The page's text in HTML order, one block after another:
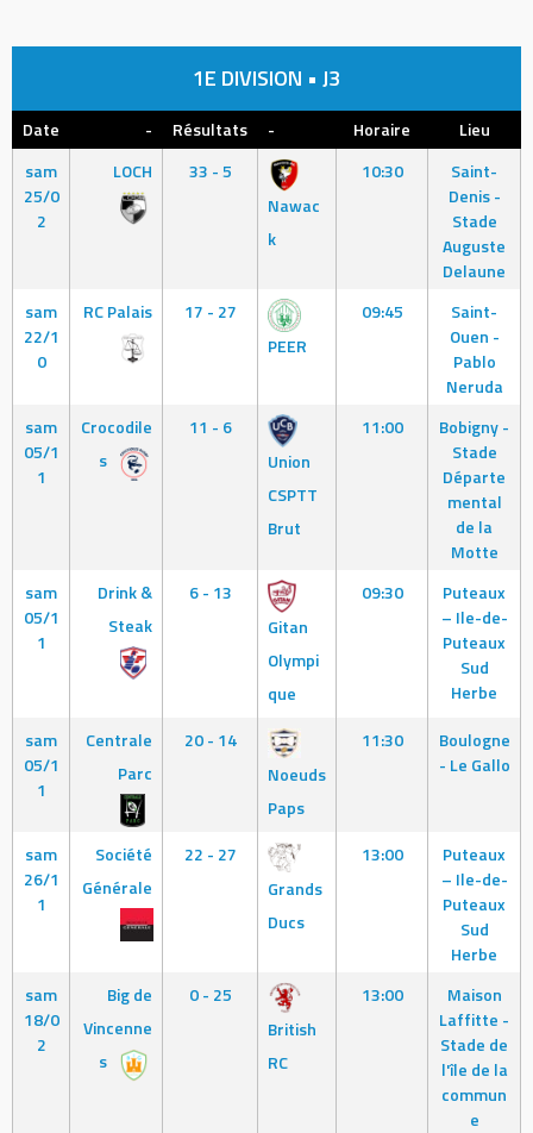
1E DIVISION • J3
Date - Résultats - Horaire
Lieu
sam
25/0
2
LOCH
33 - 5
Nawac
k
10:30
Saint-
Denis -
Stade
Auguste
Delaune
sam
22/1
0
RC Palais
17 - 27
PEER
09:45
Saint-
Ouen -
Pablo
Neruda
sam
05/1
1
Crocodile
s
11 - 6
Union
CSPTT
Brut
11:00
Bobigny -
Stade
Départe
mental
de la
Motte
sam
05/1
1
Drink &
Steak
6 - 13
Gitan
Olympi
que
09:30
Puteaux
– Ile-de-
Puteaux
Sud
Herbe
sam
05/1
1
Centrale
Parc
20 - 14
Noeuds
Paps
11:30
Boulogne
- Le Gallo
sam
26/1
1
Société
Générale
22 - 27
Grands
Ducs
13:00
Puteaux
– Ile-de-
Puteaux
Sud
Herbe
sam
18/0
2
Big de
Vincenne
s
0 - 25
British
RC
13:00
Maison
Laffitte -
Stade de
l'île de la
commun
e